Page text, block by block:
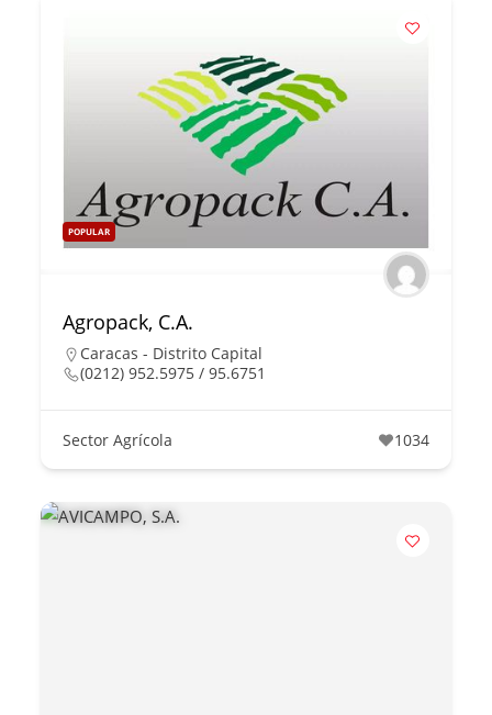
POPULAR
Agropack, C.A.
Caracas - Distrito Capital
(0212) 952.5975 / 95.6751
Sector Agrícola 1034